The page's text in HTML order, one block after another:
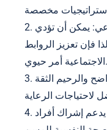
2. التقليل من أهمية الانخراط الاجتماعي: يمكن أن تؤدي
فإن تعزيز الروابط
الاجتماعية أمر حيوي.
3. سوء التواصل: يعزز التواصل الواضح والرحيم الثقة
4. تجاهل مشاركة الأسرة: يمكن أن يدعم إشراك أفراد